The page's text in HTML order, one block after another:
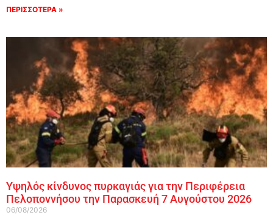
ΠΕΡΙΣΣΟΤΕΡΑ »
Υψηλός κίνδυνος πυρκαγιάς για την Περιφέρεια
Πελοποννήσου την Παρασκευή 7 Αυγούστου 2026
06/08/2026